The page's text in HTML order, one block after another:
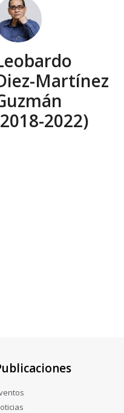
Martínez
2022)